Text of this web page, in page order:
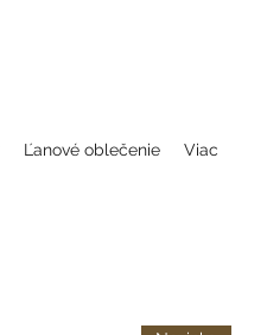
Ľanové oblečenie Viac